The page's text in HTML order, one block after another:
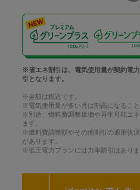
※省エネ割引は、電気使用量が契約電
引となります。
※金額は税込です。
※電気使用量が多い月は割高になること
※別途、燃料費調整単価や再生可能エ
ます。
※燃料費調整額やその他割引の適用状
があります。
※低圧電力プランには力率割引はありま